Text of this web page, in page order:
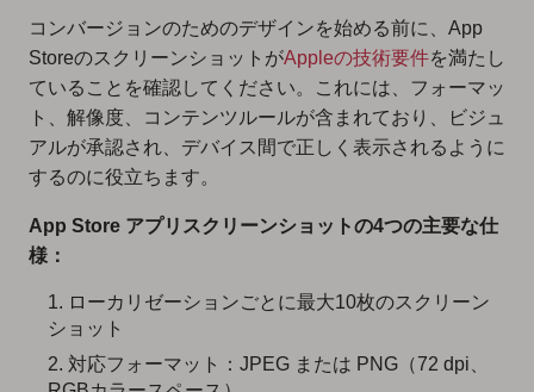
コンバージョンのためのデザインを始める前に、App
StoreのスクリーンショットがAppleの技術要件を満たし
ていることを確認してください。これには、フォーマッ
ト、解像度、コンテンツルールが含まれており、ビジュ
アルが承認され、デバイス間で正しく表示されるように
するのに役立ちます。
App Store アプリスクリーンショットの4つの主要な仕
様：
ローカリゼーションごとに最大10枚のスクリーン
ショット
対応フォーマット：JPEG または PNG（72 dpi、